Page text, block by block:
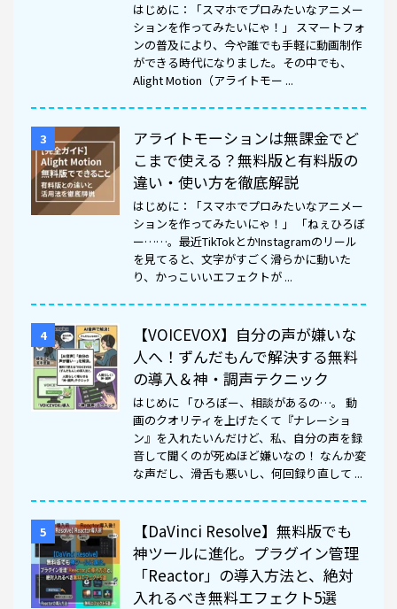
はじめに：「スマホでプロみたいなアニメー
ションを作ってみたいにゃ！」 スマートフォ
ンの普及により、今や誰でも手軽に動画制作
ができる時代になりました。その中でも、
Alight Motion（アライトモー ...
3
アライトモーションは無課金でど
こまで使える？無料版と有料版の
違い・使い方を徹底解説
はじめに：「スマホでプロみたいなアニメー
ションを作ってみたいにゃ！」 「ねぇひろぼ
ー……。最近TikTokとかInstagramのリール
を見てると、文字がすごく滑らかに動いた
り、かっこいいエフェクトが ...
4
【VOICEVOX】自分の声が嫌いな
人へ！ずんだもんで解決する無料
の導入＆神・調声テクニック
はじめに 「ひろぼー、相談があるの…。 動
画のクオリティを上げたくて『ナレーショ
ン』を入れたいんだけど、私、自分の声を録
音して聞くのが死ぬほど嫌いなの！ なんか変
な声だし、滑舌も悪いし、何回録り直して ...
5
【DaVinci Resolve】無料版でも
神ツールに進化。プラグイン管理
「Reactor」の導入方法と、絶対
入れるべき無料エフェクト5選